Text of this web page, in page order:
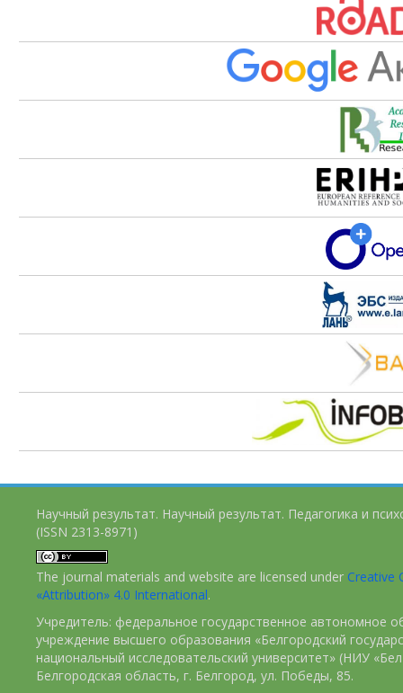
Научный результат. Научный результат. Педагогика и
(ISSN 2313-8971)
The journal materials and website are licensed under Creative
«Attribution» 4.0 International.
Учредитель: федеральное государственное автономное
учреждение высшего образования «Белгородский
национальный исследовательский университет» (НИУ
Белгородская область, г. Белгород, ул. Победы, 85.